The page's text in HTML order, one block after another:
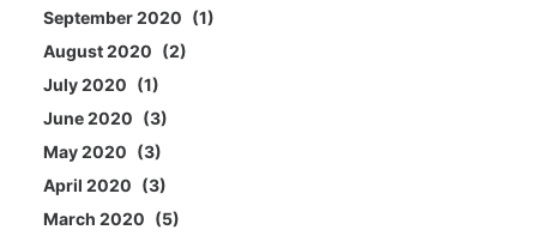
September 2020
1
August 2020
2
July 2020
1
June 2020
3
May 2020
3
April 2020
3
March 2020
5